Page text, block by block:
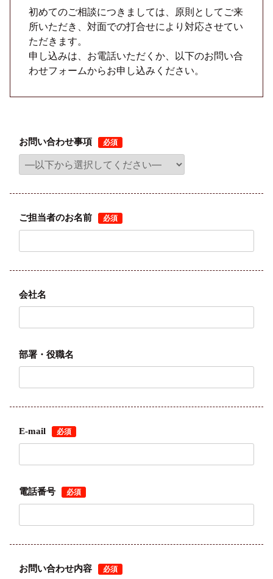
初めてのご相談につきましては、原則としてご来
所いただき、対面での打合せにより対応させてい
ただきます。
申し込みは、お電話いただくか、以下のお問い合
わせフォームからお申し込みください。
お問い合わせ事項 必須
ご担当者のお名前 必須
会社名
部署・役職名
E-mail 必須
電話番号 必須
お問い合わせ内容 必須